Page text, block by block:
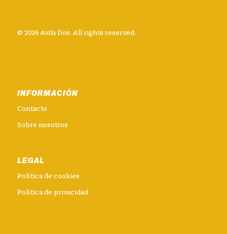
© 2026 Avila Dos. All rights reserved.
INFORMACIÓN
Contacto
Sobre nosotros
LEGAL
Política de cookies
Política de privacidad